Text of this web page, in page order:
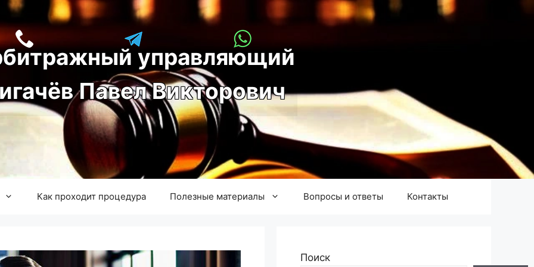
управляющий
игачёв Павел Викторович
Как проходит процедура Полезные материалы Вопросы и ответы Контакты
Поиск